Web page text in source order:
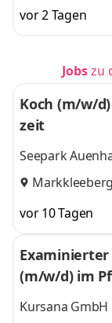
vor 2 Tagen
Jobszu
Koch (m/w/
zeit
Seepark
Markkleeberg
vor 10 Tagen
(m/w/d) im
Kursana GmbH